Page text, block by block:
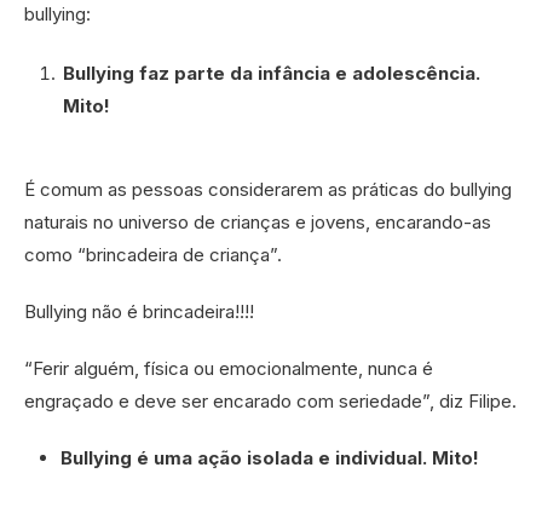
bullying:
Bullying faz parte da infância e adolescência.
Mito!
É comum as pessoas considerarem as práticas do bullying
naturais no universo de crianças e jovens, encarando-as
como “brincadeira de criança”.
Bullying não é brincadeira!!!!
“Ferir alguém, física ou emocionalmente, nunca é
engraçado e deve ser encarado com seriedade”, diz Filipe.
Bullying é uma ação isolada e individual. Mito!